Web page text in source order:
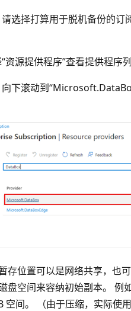
选择打算用于脱机备份的订
源提供程序”查看提供程序列
下滚动到
存位置可以是网络共享，也
盘空间来容纳初始副本。 例
间。 （由于压缩，实际使用